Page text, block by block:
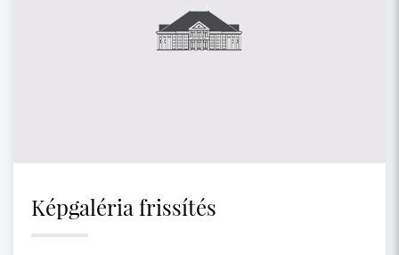
Képgaléria frissítés